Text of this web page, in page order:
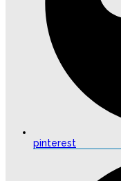
pinterest